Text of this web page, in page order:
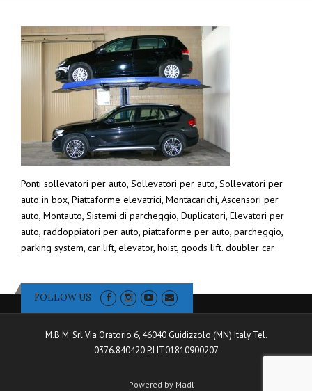
Ponti sollevatori per auto, Sollevatori per auto, Sollevatori per
auto in box, Piattaforme elevatrici, Montacarichi, Ascensori per
auto, Montauto, Sistemi di parcheggio, Duplicatori, Elevatori per
auto, raddoppiatori per auto, piattaforme per auto, parcheggio,
parking system, car lift, elevator, hoist, goods lift. doubler car
FOLLOW US
M.B.M. Srl Via Oratorio 6, 46040 Guidizzolo (MN) Italy Tel.
0376.840420 P.I IT01810900207
Powered by Madl